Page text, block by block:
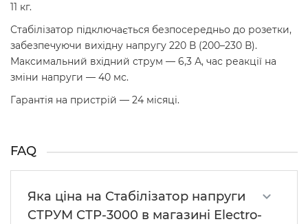
11 кг.
Стабілізатор підключається безпосередньо до розетки,
забезпечуючи вихідну напругу 220 В (200–230 В).
Максимальний вхідний струм — 6,3 А, час реакції на
зміни напруги — 40 мс.
Гарантія на пристрій — 24 місяці.
FAQ
Яка ціна на Стабілізатор напруги
СТРУМ СТР-3000 в магазині Electro-